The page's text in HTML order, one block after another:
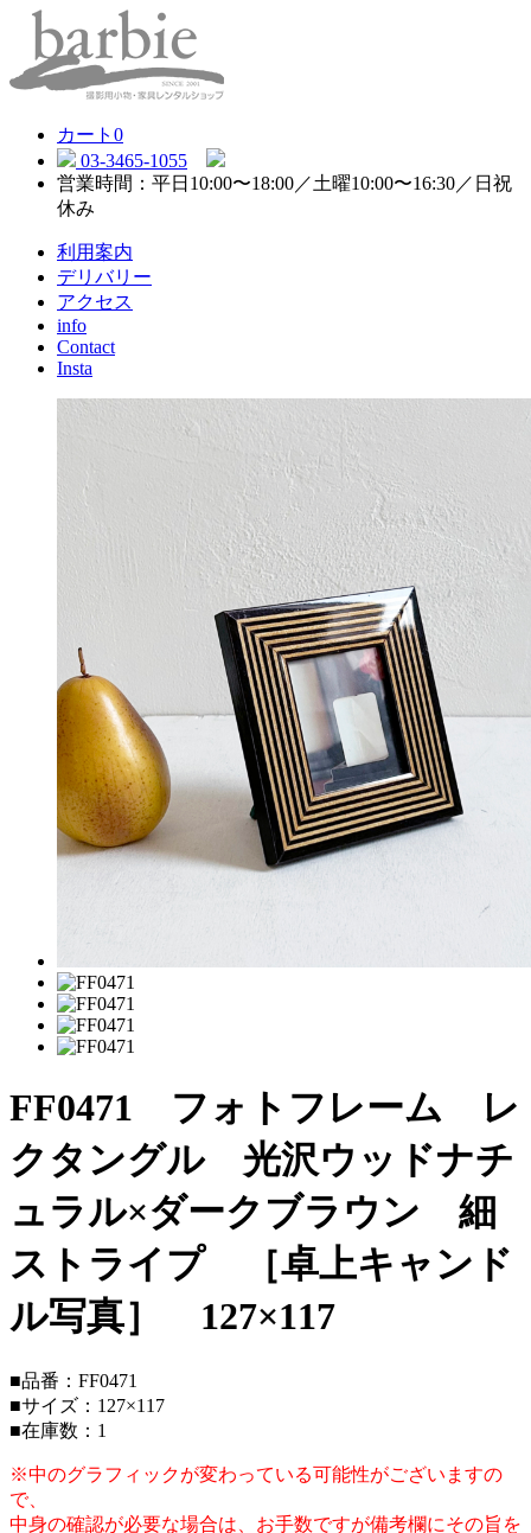
カート 0
03-3465-1055
営業時間：平日10:00〜18:00／土曜10:00〜16:30／日祝
休み
利用案内
デリバリー
アクセス
info
Contact
Insta
FF0471 フォトフレーム レ
クタングル 光沢ウッドナチ
ュラル×ダークブラウン 細
ストライプ ［卓上キャンド
ル写真］ 127×117
■品番：FF0471
■サイズ：127×117
■在庫数：1
※中のグラフィックが変わっている可能性がございますの
で、
中身の確認が必要な場合は、お手数ですが備考欄にその旨を